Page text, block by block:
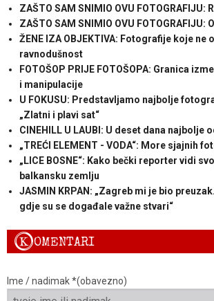
ZAŠTO SAM SNIMIO OVU FOTOGRAFIJU:
ZAŠTO SAM SNIMIO OVU FOTOGRAFIJU:
ŽENE IZA OBJEKTIVA: Fotografije koje ne
ravnodušnost
FOTOŠOP PRIJE FOTOŠOPA: Granica
i manipulacije
U FOKUSU: Predstavljamo najbolje
„Zlatni i plavi sat“
CINEHILL U LAUBI: U deset dana najbolje
„TREĆI ELEMENT - VODA“: More sjajnih
„LICE BOSNE“: Kako bečki reporter vidi
balkansku zemlju
JASMIN KRPAN: „Zagreb mi je bio
gdje su se događale važne stvari“
KOMENTARI
Ime / nadimak *(obavezno)